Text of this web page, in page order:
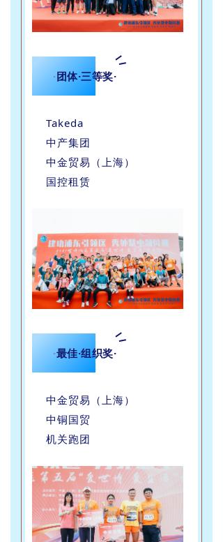
·团体·三等奖·
Takeda
中产集团
中金贸易（上海）
国控租赁
·最佳·组织奖·
中金贸易（上海）
中铜国贸
机关跑团